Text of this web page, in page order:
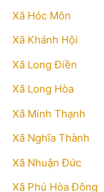
Xã Hóc Môn
Xã Khánh Hội
Xã Long Điền
Xã Long Hòa
Xã Minh Thạnh
Xã Nghĩa Thành
Xã Nhuận Đức
Xã Phú Hòa Đông